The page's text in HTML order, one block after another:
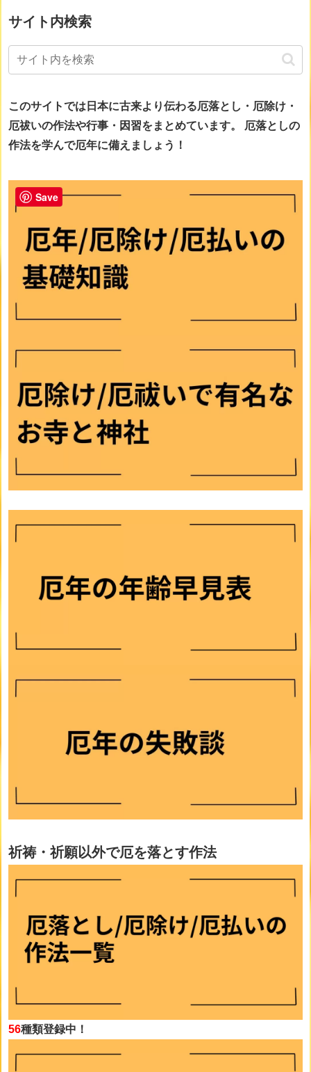
サイト内検索
このサイトでは日本に古来より伝わる厄落とし・厄除け・
厄祓いの作法や行事・因習をまとめています。
厄落としの
作法を学んで厄年に備えましょう！
祈祷・祈願以外で厄を落とす作法
56種類登録中！
Save